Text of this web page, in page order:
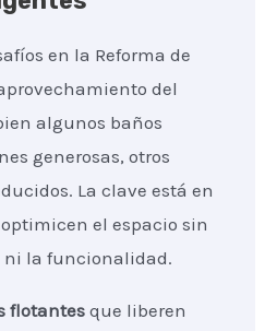
en la Reforma de
del
algunos baños
generosas, otros
La clave está en
el espacio sin
ni la funcionalidad.
flotantes que liberen